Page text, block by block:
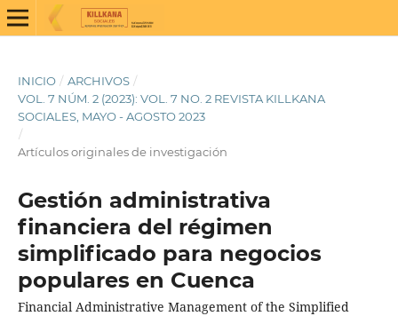
INICIO / ARCHIVOS /
VOL. 7 NÚM. 2 (2023): VOL. 7 NO. 2 REVISTA KILLKANA
SOCIALES, MAYO - AGOSTO 2023
/
Artículos originales de investigación
Gestión administrativa
financiera del régimen
simplificado para negocios
populares en Cuenca
Financial Administrative Management of the Simplified